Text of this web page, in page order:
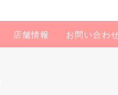
店舗情報 お問い合わせ